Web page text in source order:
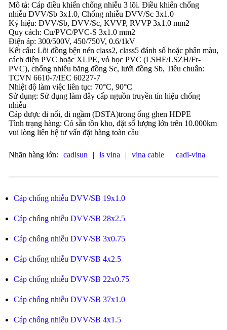
Mô tả: Cáp điều khiển chống nhiễu 3 lõi. Điều khiển chống
nhiễu DVV/Sb 3x1.0, Chống nhiễu DVV/Sc 3x1.0
Ký hiệu: DVV/Sb, DVV/Sc, KVVP, RVVP 3x1.0 mm2
Quy cách: Cu/PVC/PVC-S 3x1.0 mm2
Điện áp: 300/500V, 450/750V, 0.6/1kV
Kết cấu: Lõi đồng bện nén class2, class5 đánh số hoặc phân màu,
cách điện PVC hoặc XLPE, vỏ bọc PVC (LSHF/LSZH/Fr-
PVC), chống nhiễu băng đồng Sc, lưới đồng Sb, Tiêu chuẩn:
TCVN 6610-7/IEC 60227-7
Nhiệt độ làm việc liên tục: 70°C, 90°C
Sử dụng: Sử dụng làm dây cấp nguồn truyền tín hiệu chống
nhiễu
Cáp được đi nổi, đi ngầm (DSTA)trong ống ghen HDPE
Tình trạng hàng: Có sẵn tồn kho, đặt số lượng lớn trên 10.000km
vui lòng liên hệ tư vấn đặt hàng toàn cầu
Nhãn hàng lớn: cadisun | ls vina | vina cable | cadi-vina
Cáp chống nhiễu DVV/SB 19x1.0
Cáp chống nhiễu DVV/SB 28x2.5
Cáp chống nhiễu DVV/SB 3x0.75
Cáp chống nhiễu DVV/SB 4x2.5
Cáp chống nhiễu DVV/SB 22x0.75
Cáp chống nhiễu DVV/SB 37x1.0
Cáp chống nhiễu DVV/SB 4x1.5